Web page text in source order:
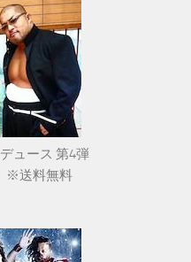
ュース 第4弾
※送料無料